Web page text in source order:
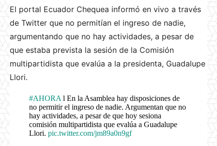
El portal Ecuador Chequea informó en vivo a través
de Twitter que no permitían el ingreso de nadie,
argumentando que no hay actividades, a pesar de
que estaba prevista la sesión de la Comisión
multipartidista que evalúa a la presidenta, Guadalupe
Llori.
#AHORA l En la Asamblea hay disposiciones de
no permitir el ingreso de nadie. Argumentan que no
hay actividades, a pesar de que hoy sesiona
comisión multipartidista que evalúa a Guadalupe
Llori. pic.twitter.com/jm89a0n9gf